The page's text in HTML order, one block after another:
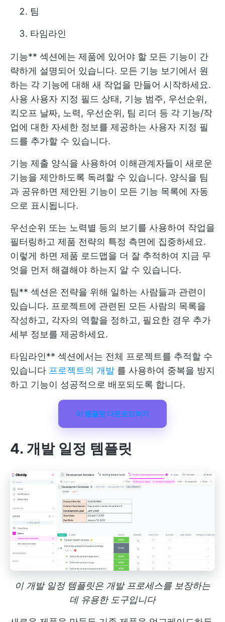
팀
타임라인
기능** 섹션에는 제품에 있어야 할 모든 기능이 간
략하게 설명되어 있습니다. 모든 기능 보기에서 원
하는 각 기능에 대해 새 작업을 만들어 시작하세요.
사용 사용자 지정 필드 상태, 기능 범주, 우선순위,
킥오프 날짜, 노력, 우선순위, 팀 리더 등 각 기능/작
업에 대한 자세한 정보를 제공하는 사용자 지정 필
드를 추가할 수 있습니다.
기능 제출 양식을 사용하여 이해관계자들이 새로운
기능을 제안하도록 독려할 수 있습니다. 양식을 팀
과 공유하면 제안된 기능이 모든 기능 목록에 자동
으로 표시됩니다.
우선순위 또는 노력별 등의 보기를 사용하여 작업을
필터링하고 제품 전략의 특정 측면에 집중하세요.
이렇게 하면 제품 로드맵을 더 잘 추적하여 지금 무
엇을 먼저 해결해야 하는지 알 수 있습니다.
팀** 섹션은 전략을 위해 일하는 사람들과 관련이
있습니다. 프로젝트에 관련된 모든 사람의 목록을
작성하고, 각자의 역할을 정하고, 필요한 경우 추가
세부 정보를 제공하세요.
타임라인** 섹션에서는 전체 프로젝트를 추적할 수
있습니다 프로젝트의 개발 를 사용하여 중복을 방지
하고 기능이 성공적으로 배포되도록 합니다.
이 템플릿 다운로드하기
4. 개발 일정 템플릿
이 개발 일정 템플릿은 개발 프로세스를 보장하는
데 유용한 도구입니다